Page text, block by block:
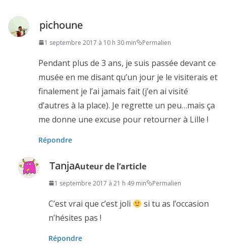
pichoune
1 septembre 2017 à 10 h 30 min Permalien
Pendant plus de 3 ans, je suis passée devant ce
musée en me disant qu’un jour je le visiterais et
finalement je l’ai jamais fait (j’en ai visité
d’autres à la place). Je regrette un peu…mais ça
me donne une excuse pour retourner à Lille !
Répondre
TanjaAuteur de l’article
1 septembre 2017 à 21 h 49 min Permalien
C’est vrai que c’est joli
si tu as l’occasion
n’hésites pas !
Répondre